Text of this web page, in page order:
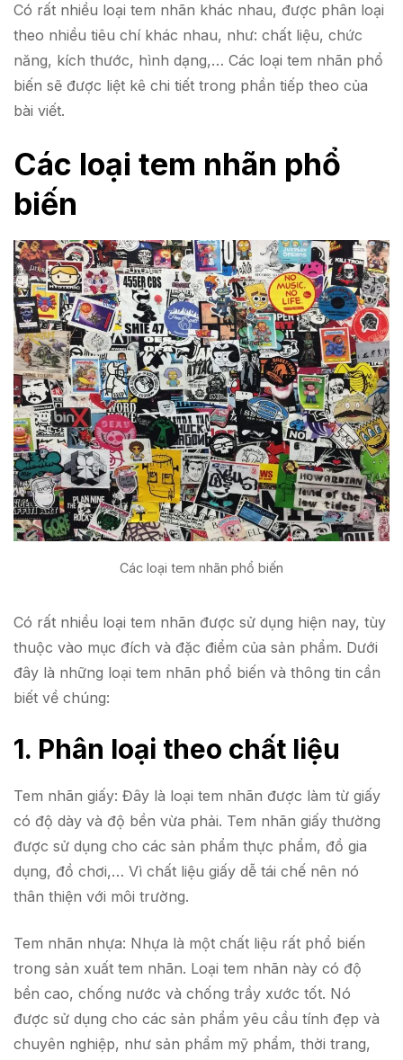
Có rất nhiều loại tem nhãn khác nhau, được phân loại
theo nhiều tiêu chí khác nhau, như: chất liệu, chức
năng, kích thước, hình dạng,… Các loại tem nhãn phổ
biến sẽ được liệt kê chi tiết trong phần tiếp theo của
bài viết.
Các loại tem nhãn phổ
biến
Các loại tem nhãn phổ biến
Có rất nhiều loại tem nhãn được sử dụng hiện nay, tùy
thuộc vào mục đích và đặc điểm của sản phẩm. Dưới
đây là những loại tem nhãn phổ biến và thông tin cần
biết về chúng:
1. Phân loại theo chất liệu
Tem nhãn giấy: Đây là loại tem nhãn được làm từ giấy
có độ dày và độ bền vừa phải. Tem nhãn giấy thường
được sử dụng cho các sản phẩm thực phẩm, đồ gia
dụng, đồ chơi,… Vì chất liệu giấy dễ tái chế nên nó
thân thiện với môi trường.
Tem nhãn nhựa: Nhựa là một chất liệu rất phổ biến
trong sản xuất tem nhãn. Loại tem nhãn này có độ
bền cao, chống nước và chống trầy xước tốt. Nó
được sử dụng cho các sản phẩm yêu cầu tính đẹp và
chuyên nghiệp, như sản phẩm mỹ phẩm, thời trang,